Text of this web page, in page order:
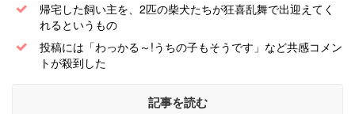
帰宅した飼い主を、2匹の柴犬たちが狂喜乱舞で出迎えてく
れるというもの
投稿には「わっかる～!うちの子もそうです」など共感コメン
トが殺到した
記事を読む